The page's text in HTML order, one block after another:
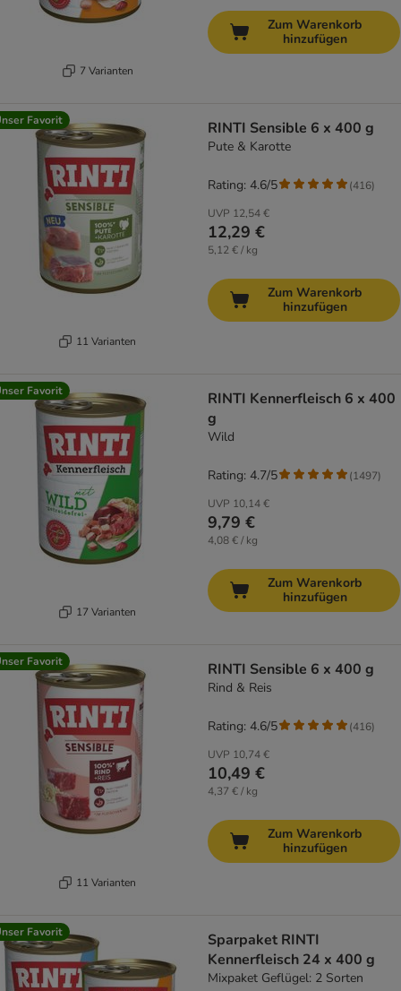
7 Varianten
Zum Warenkorb
hinzufügen
Favorit
11 Varianten
RINTI Sensible 6 x 400 g
Pute & Karotte
UVP 12,54 €
12,29 €
5,12 € / kg
Rating: 4.6/5 (416)
Zum Warenkorb
hinzufügen
Favorit
17 Varianten
RINTI Kennerfleisch 6 x 400
g
Wild
UVP 10,14 €
9,79 €
4,08 € / kg
Rating: 4.7/5 (1497)
Zum Warenkorb
hinzufügen
Favorit
11 Varianten
RINTI Sensible 6 x 400 g
Rind & Reis
UVP 10,74 €
10,49 €
4,37 € / kg
Rating: 4.6/5 (416)
Zum Warenkorb
hinzufügen
Favorit
Sparpaket RINTI
Kennerfleisch 24 x 400 g
Mixpaket Geflügel: 2 Sorten